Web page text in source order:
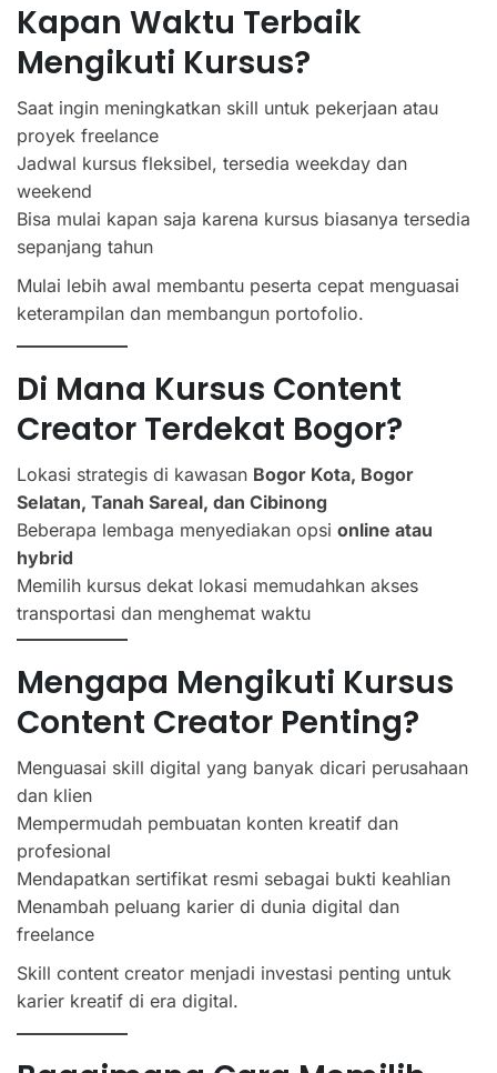
Kapan Waktu Terbaik
Mengikuti Kursus?
Saat ingin meningkatkan skill untuk pekerjaan atau
proyek freelance
Jadwal kursus fleksibel, tersedia weekday dan
weekend
Bisa mulai kapan saja karena kursus biasanya tersedia
sepanjang tahun
Mulai lebih awal membantu peserta cepat menguasai
keterampilan dan membangun portofolio.
Di Mana Kursus Content
Creator Terdekat Bogor?
Lokasi strategis di kawasan Bogor Kota, Bogor
Selatan, Tanah Sareal, dan Cibinong
Beberapa lembaga menyediakan opsi online atau
hybrid
Memilih kursus dekat lokasi memudahkan akses
transportasi dan menghemat waktu
Mengapa Mengikuti Kursus
Content Creator Penting?
Menguasai skill digital yang banyak dicari perusahaan
dan klien
Mempermudah pembuatan konten kreatif dan
profesional
Mendapatkan sertifikat resmi sebagai bukti keahlian
Menambah peluang karier di dunia digital dan
freelance
Skill content creator menjadi investasi penting untuk
karier kreatif di era digital.